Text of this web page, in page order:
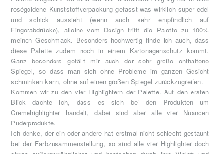
roségoldene Kunststoffverpackung gefasst was wirklich super edel
und schick aussieht (wenn auch sehr empfindlich auf
Fingerabdrücke), alleine vom Design trifft die Palette zu 100%
meinen Geschmack. Besonders hochwertig finde ich auch, dass
diese Palette zudem noch in einem Kartonagenschutz kommt.
Ganz besonders gefällt mir auch der sehr große enthaltene
Spiegel, so dass man sich ohne Probleme im ganzen Gesicht
schminken kann, ohne auf einen großen Spiegel zurückzugreifen.
Kommen wir zu den vier Highlightern der Palette. Auf den ersten
Blick dachte ich, dass es sich bei den Produkten um
Cremehighlighter handelt, dabei sind aber alle vier Nuancen
Puderprodukte.
Ich denke, der ein oder andere hat erstmal nicht schlecht gestaunt
bei der Farbzusammenstellung, so sind alle vier Highlighter doch